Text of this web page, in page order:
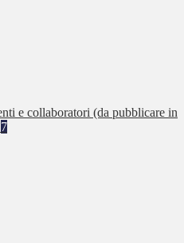
e collaboratori (da pubblicare in
7